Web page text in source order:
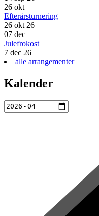
26 okt
Efterårsturnering
26 okt 26
07 dec
Julefrokost
7 dec 26
alle arrangementer
Kalender